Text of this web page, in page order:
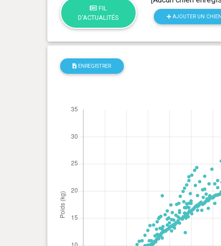
FIL
D'ACTUALITÉS
AJOUTER UN
ENREGISTRER